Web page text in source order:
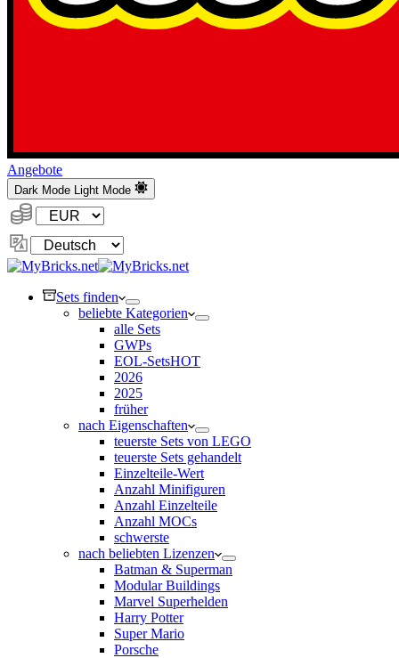
Angebote
Dark Mode Light Mode
Währung:
Sprache
ändern
Sets finden
beliebte Kategorien
alle Sets
GWPs
EOL-SetsHOT
2026
2025
früher
nach Eigenschaften
teuerste Sets von LEGO
teuerste Sets gehandelt
Einzelteile-Wert
Anzahl Minifiguren
Anzahl Einzelteile
Anzahl MOCs
schwerste
nach beliebten Lizenzen
Batman & Superman
Modular Buildings
Marvel Superhelden
Harry Potter
Super Mario
Porsche